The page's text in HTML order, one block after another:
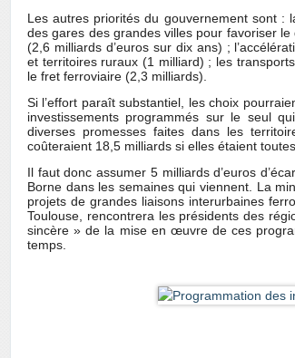
Les autres priorités du gouvernement sont :
des gares des grandes villes pour favoriser
(2,6 milliards d’euros sur dix ans) ;
et territoires ruraux (1 milliard) ; les
le fret ferroviaire (2,3 milliards).
Si l’effort paraît substantiel, les choix
investissements programmés sur le seul
diverses promesses faites dans les
coûteraient 18,5 milliards si elles étaient
Il faut donc assumer 5 milliards d’euros
Borne dans les semaines qui viennent. La
projets de grandes liaisons interurbaines
Toulouse, rencontrera les présidents des
sincère » de la mise en œuvre de ces
temps.